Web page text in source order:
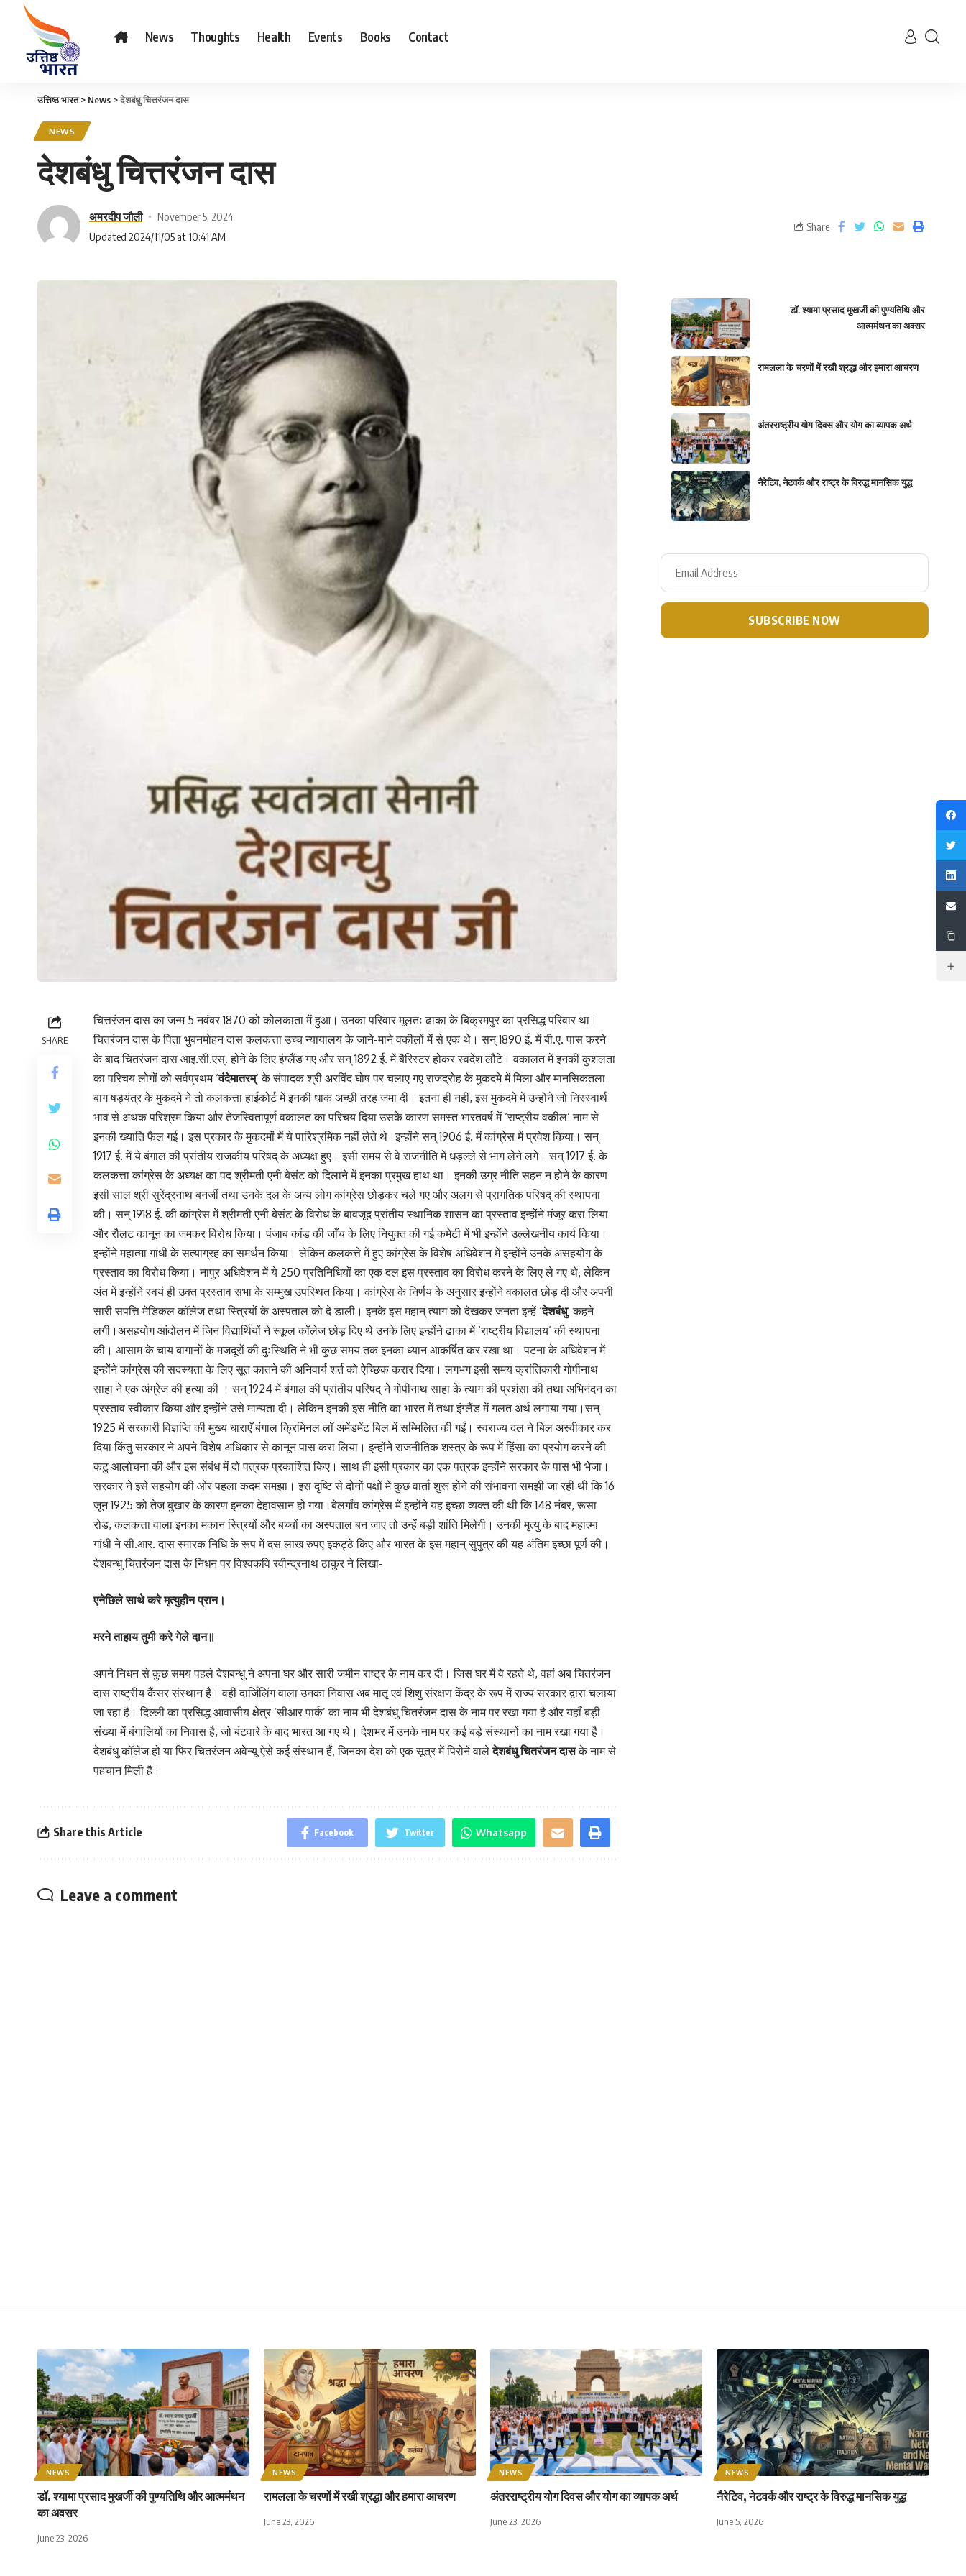
News Thoughts Health Events Books Contact
उत्तिष्ठ भारत> News >देशबंधु चित्तरंजन दास
NEWS
देशबंधु चित्तरंजन दास
अमरदीप जौली
November 5, 2024
Updated 2024/11/05 at 10:41 AM
Share
SHARE
चित्तरंजन दास का जन्म 5 नवंबर 1870 को कोलकाता में हुआ। उनका परिवार मूलतः ढाका के बिक्रमपुर का प्रसिद्ध परिवार था।
चितरंजन दास के पिता भुबनमोहन दास कलकत्ता उच्च न्यायालय के जाने-माने वकीलों में से एक थे। सन्‌ 1890 ई. में बी.ए. पास करने
के बाद चितरंजन दास आइ.सी.एस्‌. होने के लिए इंग्लैंड गए और सन्‌ 1892 ई. में बैरिस्टर होकर स्वदेश लौटे। वकालत में इनकी कुशलता
का परिचय लोगों को सर्वप्रथम ‘वंदेमातरम्‌‘ के संपादक श्री अरविंद घोष पर चलाए गए राजद्रोह के मुकदमे में मिला और मानसिकतला
बाग षड्यंत्र के मुकदमे ने तो कलकत्ता हाईकोर्ट में इनकी धाक अच्छी तरह जमा दी। इतना ही नहीं, इस मुकदमे में उन्होंने जो निस्स्वार्थ
भाव से अथक परिश्रम किया और तेजस्वितापूर्ण वकालत का परिचय दिया उसके कारण समस्त भारतवर्ष में ‘राष्ट्रीय वकील’ नाम से
इनकी ख्याति फैल गई। इस प्रकार के मुकदमों में ये पारिश्रमिक नहीं लेते थे।इन्होंने सन्‌ 1906 ई. में कांग्रेस में प्रवेश किया। सन्‌
1917 ई. में ये बंगाल की प्रांतीय राजकीय परिषद् के अध्यक्ष हुए। इसी समय से वे राजनीति में धड़ल्ले से भाग लेने लगे। सन्‌ 1917 ई. के
कलकत्ता कांग्रेस के अध्यक्ष का पद श्रीमती एनी बेसंट को दिलाने में इनका प्रमुख हाथ था। इनकी उग्र नीति सहन न होने के कारण
इसी साल श्री सुरेंद्रनाथ बनर्जी तथा उनके दल के अन्य लोग कांग्रेस छोड़कर चले गए और अलग से प्रागतिक परिषद् की स्थापना
की। सन्‌ 1918 ई. की कांग्रेस में श्रीमती एनी बेसंट के विरोध के बावजूद प्रांतीय स्थानिक शासन का प्रस्ताव इन्होंने मंजूर करा लिया
और रौलट कानून का जमकर विरोध किया। पंजाब कांड की जाँच के लिए नियुक्त की गई कमेटी में भी इन्होंने उल्लेखनीय कार्य किया।
इन्होंने महात्मा गांधी के सत्याग्रह का समर्थन किया। लेकिन कलकत्ते में हुए कांग्रेस के विशेष अधिवेशन में इन्होंने उनके असहयोग के
प्रस्ताव का विरोध किया। नापुर अधिवेशन में ये 250 प्रतिनिधियों का एक दल इस प्रस्ताव का विरोध करने के लिए ले गए थे, लेकिन
अंत में इन्होंने स्वयं ही उक्त प्रस्ताव सभा के सम्मुख उपस्थित किया। कांग्रेस के निर्णय के अनुसार इन्होंने वकालत छोड़ दी और अपनी
सारी सपत्ति मेडिकल कॉलेज तथा स्त्रियों के अस्पताल को दे डाली। इनके इस महान्‌ त्याग को देखकर जनता इन्हें ‘देशबंधु‘ कहने
लगी।असहयोग आंदोलन में जिन विद्यार्थियों ने स्कूल कॉलेज छोड़ दिए थे उनके लिए इन्होंने ढाका में ‘राष्ट्रीय विद्यालय’ की स्थापना
की। आसाम के चाय बागानों के मजदूरों की दुःस्थिति ने भी कुछ समय तक इनका ध्यान आकर्षित कर रखा था। पटना के अधिवेशन में
इन्होंने कांग्रेस की सदस्यता के लिए सूत कातने की अनिवार्य शर्त को ऐच्छिक करार दिया। लगभग इसी समय क्रांतिकारी गोपीनाथ
साहा ने एक अंग्रेज की हत्या की । सन्‌ 1924 में बंगाल की प्रांतीय परिषद् ने गोपीनाथ साहा के त्याग की प्रशंसा की तथा अभिनंदन का
प्रस्ताव स्वीकार किया और इन्होंने उसे मान्यता दी। लेकिन इनकी इस नीति का भारत में तथा इंग्लैंड में गलत अर्थ लगाया गया।सन्‌
1925 में सरकारी विज्ञप्ति की मुख्य धाराएँ बंगाल क्रिमिनल लॉ अमेंडमेंट बिल में सम्मिलित की गईं। स्वराज्य दल ने बिल अस्वीकार कर
दिया किंतु सरकार ने अपने विशेष अधिकार से कानून पास करा लिया। इन्होंने राजनीतिक शस्त्र के रूप में हिंसा का प्रयोग करने की
कटु आलोचना की और इस संबंध में दो पत्रक प्रकाशित किए। साथ ही इसी प्रकार का एक पत्रक इन्होंने सरकार के पास भी भेजा।
सरकार ने इसे सहयोग की ओर पहला कदम समझा। इस दृष्टि से दोनों पक्षों में कुछ वार्ता शुरू होने की संभावना समझी जा रही थी कि 16
जून 1925 को तेज बुखार के कारण इनका देहावसान हो गया।बेलगाँव कांग्रेस में इन्होंने यह इच्छा व्यक्त की थी कि 148 नंबर, रूसा
रोड, कलकत्ता वाला इनका मकान स्त्रियों और बच्चों का अस्पताल बन जाए तो उन्हें बड़ी शांति मिलेगी। उनकी मृत्यु के बाद महात्मा
गांधी ने सी.आर. दास स्मारक निधि के रूप में दस लाख रुपए इकट्ठे किए और भारत के इस महान्‌ सुपुत्र की यह अंतिम इच्छा पूर्ण की।
देशबन्धु चितरंजन दास के निधन पर विश्वकवि रवीन्द्रनाथ ठाकुर ने लिखा-
एनेछिले साथे करे मृत्युहीन प्रान।
मरने ताहाय तुमी करे गेले दान॥
अपने निधन से कुछ समय पहले देशबन्धु ने अपना घर और सारी जमीन राष्ट्र के नाम कर दी। जिस घर में वे रहते थे, वहां अब चितरंजन
दास राष्ट्रीय कैंसर संस्थान है। वहीं दार्जिलिंग वाला उनका निवास अब मातृ एवं शिशु संरक्षण केंद्र के रूप में राज्य सरकार द्वारा चलाया
जा रहा है। दिल्ली का प्रसिद्ध आवासीय क्षेत्र ‘सीआर पार्क’ का नाम भी देशबंधु चितरंजन दास के नाम पर रखा गया है और यहाँ बड़ी
संख्या में बंगालियों का निवास है, जो बंटवारे के बाद भारत आ गए थे। देशभर में उनके नाम पर कई बड़े संस्थानों का नाम रखा गया है।
देशबंधु कॉलेज हो या फिर चितरंजन अवेन्यू ऐसे कई संस्थान हैं, जिनका देश को एक सूत्र में पिरोने वालेदेशबंधु चितरंजन दासके नाम से
पहचान मिली है।
Share this Article Facebook Twitter Whatsapp
Leave a comment
डॉ. श्यामा प्रसाद मुखर्जी की पुण्यतिथि और
आत्ममंथन का अवसर
रामलला के चरणों में रखी श्रद्धा और हमारा आचरण
अंतरराष्ट्रीय योग दिवस और योग का व्यापक अर्थ
नैरेटिव, नेटवर्क और राष्ट्र के विरुद्ध मानसिक युद्ध
NEWS
डॉ. श्यामा प्रसाद मुखर्जी की पुण्यतिथि और आत्ममंथन
का अवसर
June 23, 2026
NEWS
रामलला के चरणों में रखी श्रद्धा और हमारा आचरण
June 23, 2026
NEWS
अंतरराष्ट्रीय योग दिवस और योग का व्यापक अर्थ
June 23, 2026
NEWS
नैरेटिव, नेटवर्क और राष्ट्र के विरुद्ध मानसिक युद्ध
June 5, 2026